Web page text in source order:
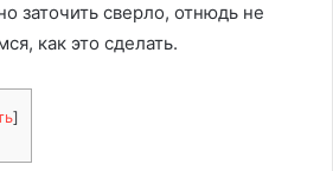
заточить сверло, отнюдь не
как это сделать.
]